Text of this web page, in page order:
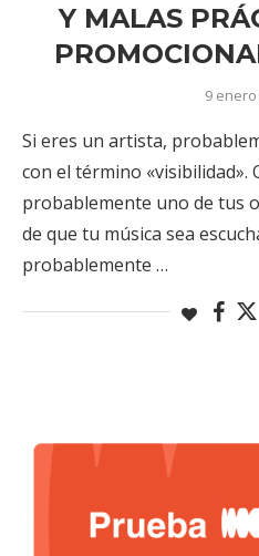
Y MALAS
9 enero
Si eres un artista,
con el término «visibilidad».
probablemente uno de tus
de que tu música sea
probablemente …